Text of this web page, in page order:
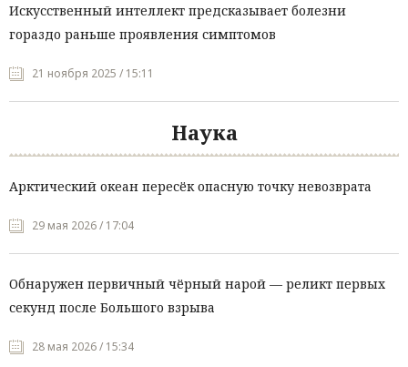
Искусственный интеллект предсказывает болезни
гораздо раньше проявления симптомов
21 ноября 2025 / 15:11
Наука
Арктический океан пересёк опасную точку невозврата
29 мая 2026 / 17:04
Обнаружен первичный чёрный нарой — реликт первых
секунд после Большого взрыва
28 мая 2026 / 15:34